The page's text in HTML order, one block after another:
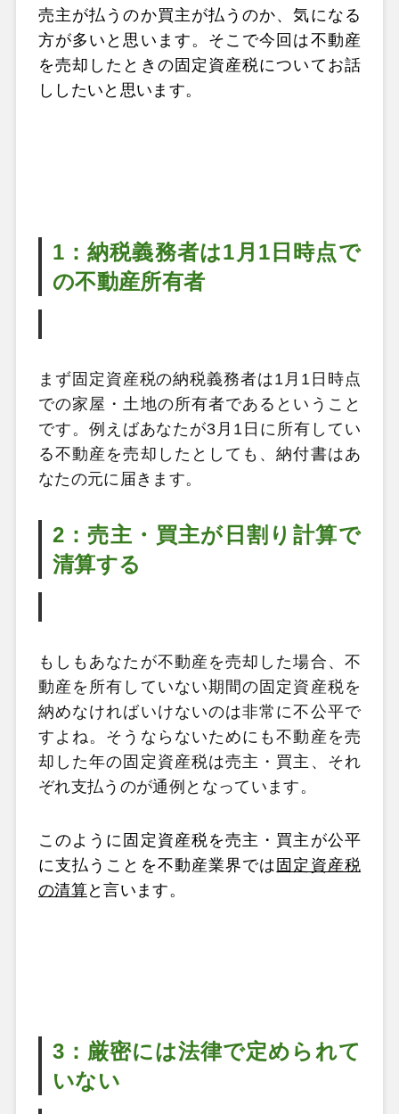
売主が払うのか買主が払うのか、気になる
方が多いと思います。そこで今回は不動産
を売却したときの固定資産税についてお話
ししたいと思います。
1：納税義務者は1月1日時点で
の不動産所有者
まず固定資産税の納税義務者は1月1日時点
での家屋・土地の所有者であるということ
です。例えばあなたが3月1日に所有してい
る不動産を売却したとしても、納付書はあ
なたの元に届きます。
2：売主・買主が日割り計算で
清算する
もしもあなたが不動産を売却した場合、不
動産を所有していない期間の固定資産税を
納めなければいけないのは非常に不公平で
すよね。そうならないためにも不動産を売
却した年の固定資産税は売主・買主、それ
ぞれ支払うのが通例となっています。
このように固定資産税を売主・買主が公平
に支払うことを不動産業界では 固定資産税
の清算と言います。
3：厳密には法律で定められて
いない